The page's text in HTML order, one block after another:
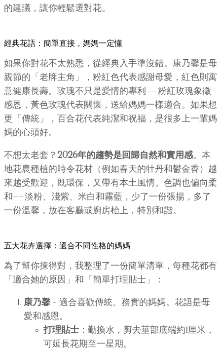
的建議，讓你輕鬆選對花。
經典花語：簡單直接，媽媽一定懂
如果你對花不太熟悉，從經典入手準沒錯。康乃馨是母
親節的「老牌主角」，粉紅色代表感謝母愛，紅色則寓
意健康長壽。玫瑰不只是愛情的專利——粉紅玫瑰象徵
感恩，黃色玫瑰代表關懷，送給媽媽一樣適合。如果想
更「傳統」，百合花代表純潔和祝福，是很多上一輩媽
媽的心頭好。
不想太老套？ 2026年的趨勢是回歸自然和實用感。本
地花農種植的時令花材（例如春天的牡丹和鬱金香）越
來越受歡迎，既環保，又帶有本土風情。色調也偏向柔
和——淡粉、淺紫、米白和霧藍，少了一份張揚，多了
一份溫馨，放在客廳或廚房枱上，特別和諧。
五大花卉選擇：適合不同性格的媽媽
為了幫你揀得對，我整理了一份簡單清單，每種花都有
「適合她的原因」和「簡單打理貼士」：
康乃馨 – 適合喜歡傳統、務實的媽媽。花語是母
愛和感恩。
打理貼士 ：勤換水，剪去莖部底端約1厘米，
可延長花期至一星期。